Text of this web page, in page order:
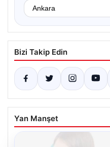
Bizi Takip Edin
Yan Manşet